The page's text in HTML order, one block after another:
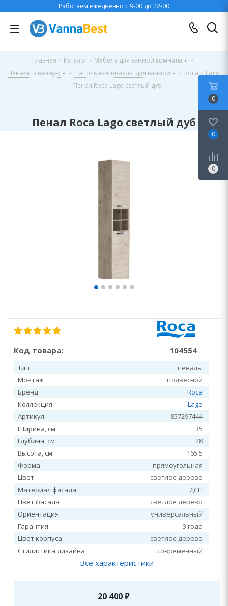
Работаем ежедневно с 9-00 до 22-00
Главная - Каталог - Мебель для ванной комнаты
-
Пеналы в ванную
- Напольные пеналы для ванной - Roca - Lago
- Пенал Roca Lago светлый дуб
Пенал Roca Lago светлый дуб
Код товара: 104554
Тип
пеналы
Монтаж
подвесной
Бренд
Roca
Коллекция
Lago
Артикул
857297444
Ширина, см
35
Глубина, см
28
Высота, см
165.5
Форма
прямоугольная
Цвет
светлое дерево
Материал фасада
ДСП
Цвет фасада
светлое дерево
Ориентация
универсальный
Гарантия
3 года
Цвет корпуса
светлое дерево
Стилистика дизайна
современный
Все характеристики
20 400₽
0
0
0